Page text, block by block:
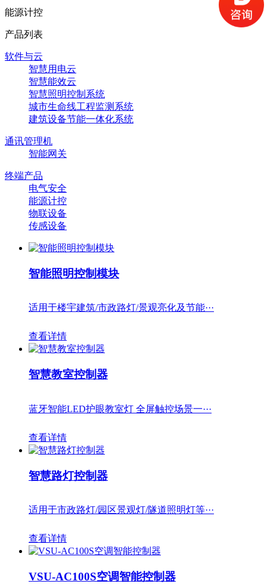
能源计控
产品列表
软件与云
智慧用电云
智慧能效云
智慧照明控制系统
城市生命线工程监测系统
建筑设备节能一体化系统
通讯管理机
智能网关
终端产品
电气安全
能源计控
物联设备
传感设备
智能照明控制模块
适用于楼宇建筑/市政路灯/景观亮化及节能···
查看详情
智慧教室控制器
蓝牙智能LED护眼教室灯 全屏触控场景一···
查看详情
智慧路灯控制器
适用于市政路灯/园区景观灯/隧道照明灯等···
查看详情
VSU-AC100S空调智能控制器